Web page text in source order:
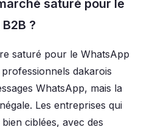
saturé pour le
?
saturé pour le WhatsApp
dakarois
WhatsApp, mais la
Les entreprises qui
ciblées, avec des